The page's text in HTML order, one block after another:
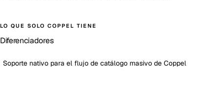
LO QUE SOLO COPPEL TIENE
Diferenciadores
Soporte nativo para el flujo de catálogo masivo de Coppel